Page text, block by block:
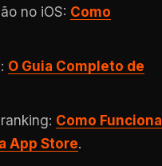
no iOS: Como
O Guia Completo de
Como Funciona
App Store.